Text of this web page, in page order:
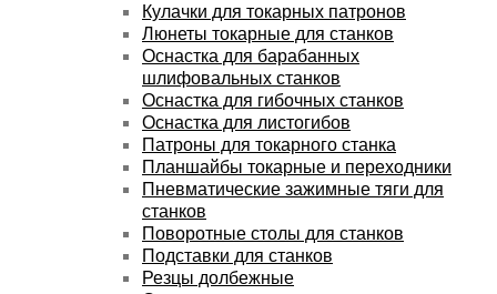
Кулачки для токарных патронов
Люнеты токарные для станков
Оснастка для барабанных
шлифовальных станков
Оснастка для гибочных станков
Оснастка для листогибов
Патроны для токарного станка
Планшайбы токарные и переходники
Пневматические зажимные тяги для
станков
Поворотные столы для станков
Подставки для станков
Резцы долбежные